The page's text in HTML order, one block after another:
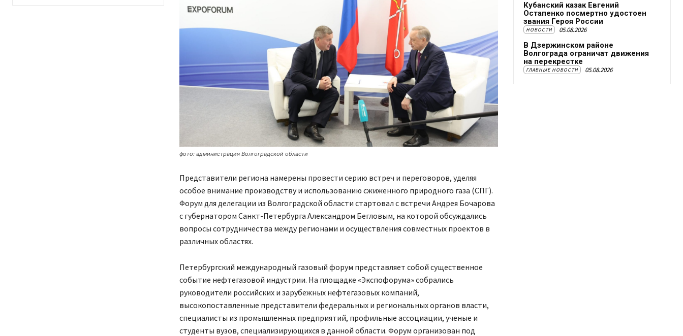
фото: администрация Волгоградской области
Представители региона намерены провести серию встреч и переговоров, уделяя
особое внимание производству и использованию сжиженного природного газа (СПГ).
Форум для делегации из Волгоградской области стартовал с встречи Андрея Бочарова
с губернатором Санкт-Петербурга Александром Бегловым, на которой обсуждались
вопросы сотрудничества между регионами и осуществления совместных проектов в
различных областях.
Петербургский международный газовый форум представляет собой существенное
событие нефтегазовой индустрии. На площадке «Экспофорума» собрались
руководители российских и зарубежных нефтегазовых компаний,
высокопоставленные представители федеральных и региональных органов власти,
специалисты из промышленных предприятий, профильные ассоциации, ученые и
студенты вузов, специализирующихся в данной области. Форум организован под
Кубанский казак Евгений
Остапенко посмертно удостоен
звания Героя России
НОВОСТИ 05.08.2026
В Дзержинском районе
Волгограда ограничат движения
на перекрестке
ГЛАВНЫЕ НОВОСТИ 05.08.2026